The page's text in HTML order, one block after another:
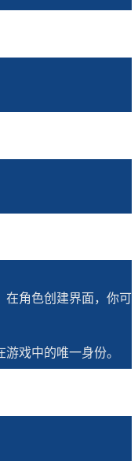
在角色创建界面，你可
戏中的唯一身份。